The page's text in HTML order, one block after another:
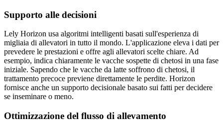
Supporto alle decisioni
Lely Horizon usa algoritmi intelligenti basati sull'esperienza di
migliaia di allevatori in tutto il mondo. L'applicazione eleva i dati per
prevedere le prestazioni e offre agli allevatori scelte chiare. Ad
esempio, indica chiaramente le vacche sospette di chetosi in una fase
iniziale. Sapendo che le vacche da latte soffrono di chetosi, il
trattamento precoce previene direttamente le perdite. Horizon
fornisce anche un supporto decisionale basato sui fatti per decidere
se inseminare o meno.
Ottimizzazione del flusso di allevamento